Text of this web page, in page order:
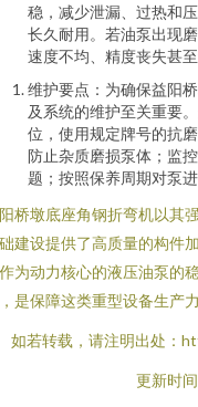
稳，减少泄漏、过热和
长久耐用。若油泵出现
速度不均、精度丧失甚至
维护要点：为确保益阳
及系统的维护至关重要
位，使用规定牌号的抗
防止杂质磨损泵体；监
题；按照保养周期对泵
桥墩底座角钢折弯机以其
建设提供了高质量的构件
为动力核心的液压油泵的
是保障这类重型设备生产
如若转载，请注明出处：
更新时